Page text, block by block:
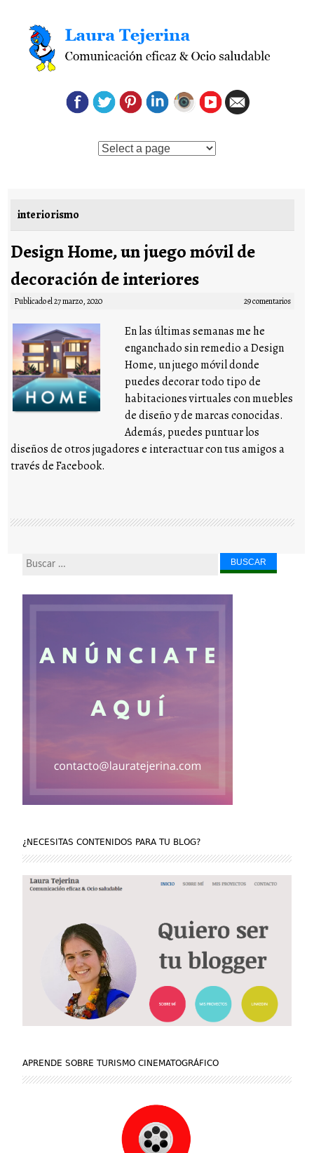
Saltar al contenido
interiorismo
Design Home, un juego móvil de
decoración de interiores
Publicado el27 marzo, 2020 29 comentarios
En las últimas semanas me he
enganchado sin remedio a Design
Home, un juego móvil donde
puedes decorar todo tipo de
habitaciones virtuales con muebles
de diseño y de marcas conocidas.
Además, puedes puntuar los
diseños de otros jugadores e interactuar con tus amigos a
través de Facebook.
Buscar...
¿NECESITAS CONTENIDOS PARA TU BLOG?
APRENDE SOBRE TURISMO CINEMATOGRÁFICO